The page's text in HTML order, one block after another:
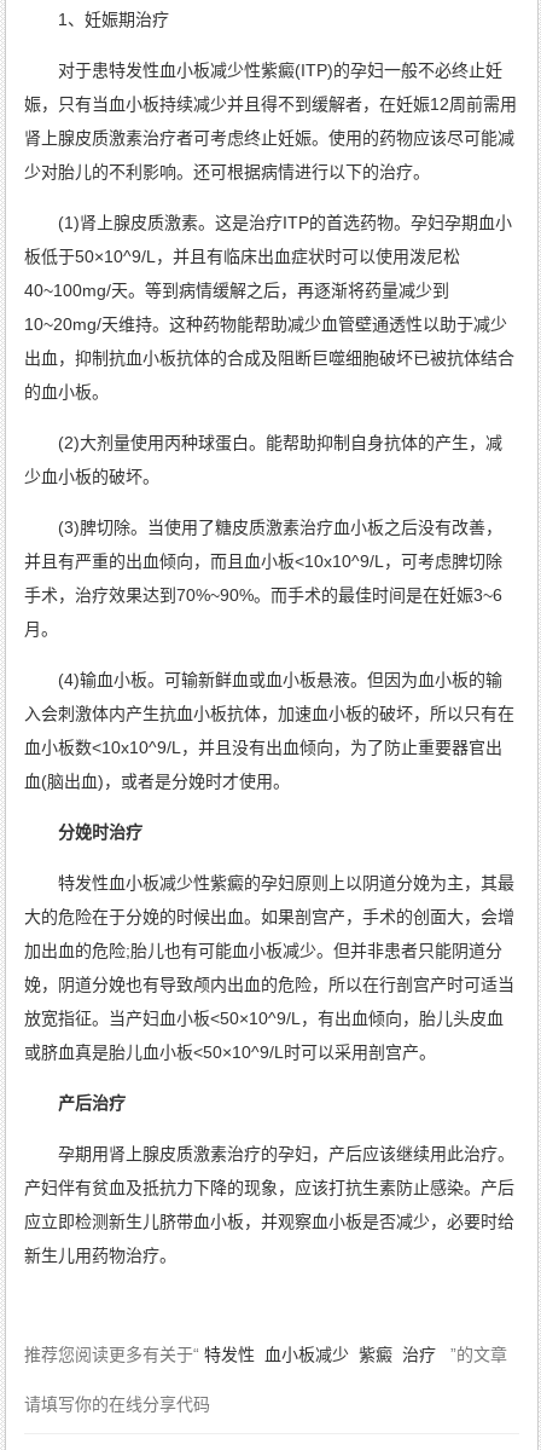
1、妊娠期治疗
对于患特发性血小板减少性紫癜(ITP)的孕妇一般不必终止妊
娠，只有当血小板持续减少并且得不到缓解者，在妊娠12周前需用
肾上腺皮质激素治疗者可考虑终止妊娠。使用的药物应该尽可能减
少对胎儿的不利影响。还可根据病情进行以下的治疗。
(1)肾上腺皮质激素。这是治疗ITP的首选药物。孕妇孕期血小
板低于50×10^9/L，并且有临床出血症状时可以使用泼尼松
40~100mg/天。等到病情缓解之后，再逐渐将药量减少到
10~20mg/天维持。这种药物能帮助减少血管壁通透性以助于减少
出血，抑制抗血小板抗体的合成及阻断巨噬细胞破坏已被抗体结合
的血小板。
(2)大剂量使用丙种球蛋白。能帮助抑制自身抗体的产生，减
少血小板的破坏。
(3)脾切除。当使用了糖皮质激素治疗血小板之后没有改善，
并且有严重的出血倾向，而且血小板<10x10^9/L，可考虑脾切除
手术，治疗效果达到70%~90%。而手术的最佳时间是在妊娠3~6
月。
(4)输血小板。可输新鲜血或血小板悬液。但因为血小板的输
入会刺激体内产生抗血小板抗体，加速血小板的破坏，所以只有在
血小板数<10x10^9/L，并且没有出血倾向，为了防止重要器官出
血(脑出血)，或者是分娩时才使用。
分娩时治疗
特发性血小板减少性紫癜的孕妇原则上以阴道分娩为主，其最
大的危险在于分娩的时候出血。如果剖宫产，手术的创面大，会增
加出血的危险;胎儿也有可能血小板减少。但并非患者只能阴道分
娩，阴道分娩也有导致颅内出血的危险，所以在行剖宫产时可适当
放宽指征。当产妇血小板<50×10^9/L，有出血倾向，胎儿头皮血
或脐血真是胎儿血小板<50×10^9/L时可以采用剖宫产。
产后治疗
孕期用肾上腺皮质激素治疗的孕妇，产后应该继续用此治疗。
产妇伴有贫血及抵抗力下降的现象，应该打抗生素防止感染。产后
应立即检测新生儿脐带血小板，并观察血小板是否减少，必要时给
新生儿用药物治疗。
推荐您阅读更多有关于“特发性 血小板减少 紫癜 治疗 ”的文章
请填写你的在线分享代码